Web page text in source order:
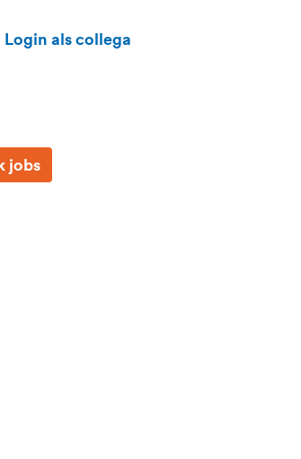
Login als collega